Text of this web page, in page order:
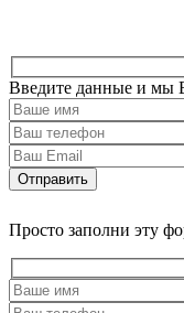
Введите данные и мы
Просто заполни эту